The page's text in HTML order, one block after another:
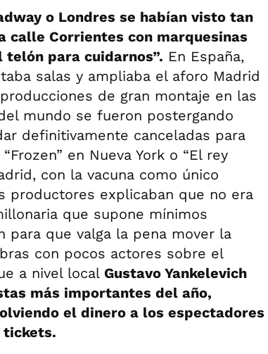
o Londres se habían visto tan
calle Corrientes con marquesinas
telón para cuidarnos”. En España,
salas y ampliaba el aforo Madrid
de gran montaje en las
mundo se fueron postergando
definitivamente canceladas para
en Nueva York o “El rey
con la vacuna como único
productores explicaban que no era
que supone mínimos
para que valga la pena mover la
con pocos actores sobre el
a nivel local Gustavo Yankelevich
más importantes del año,
el dinero a los espectadores
tickets.